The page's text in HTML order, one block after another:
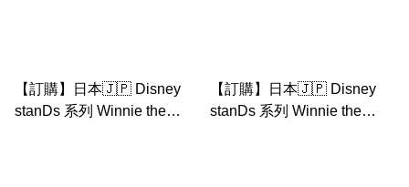
【訂購】日本🇯🇵 Disney
stanDs 系列 Winnie the
【訂購】日本🇯🇵 Disney
stanDs 系列 Winnie the